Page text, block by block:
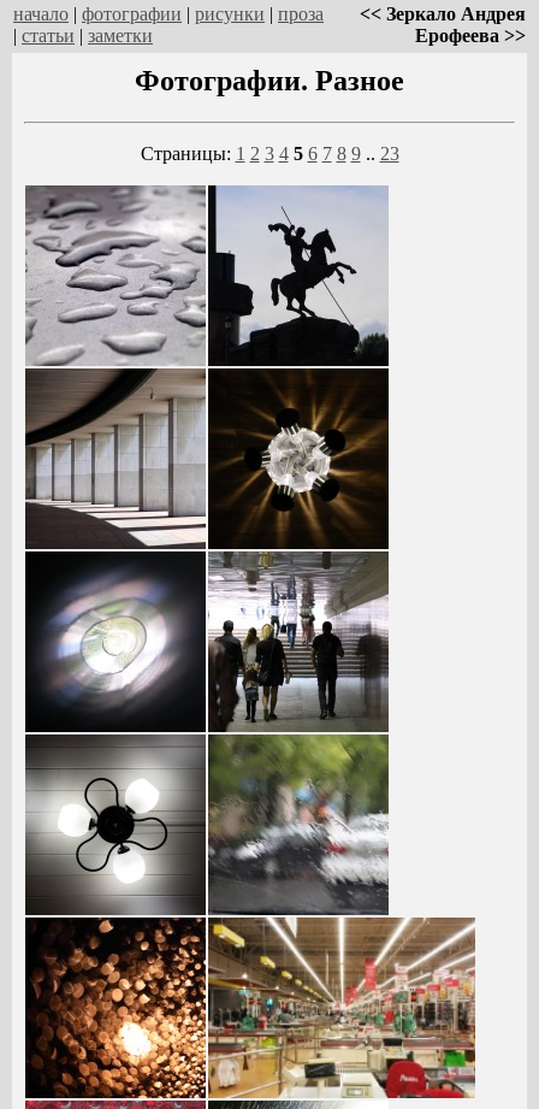
начало | фотографии | рисунки | проза
| статьи | заметки
<< Зеркало Андрея
Ерофеева >>
Фотографии. Разное
Страницы: 1 2 3 4 5 6 7 8 9.. 23